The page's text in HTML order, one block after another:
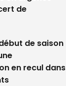
de
de saison
en recul dans